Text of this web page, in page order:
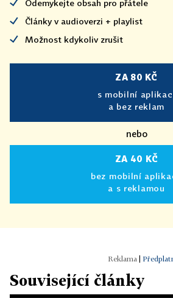
Odemykejte obsah pro přátele
Články v audioverzi + playlist
Možnost kdykoliv zrušit
ZA 80 KČ
s mobilní
a bez reklam
nebo
ZA 40 KČ
bez mobilní
a s reklamou
Související články